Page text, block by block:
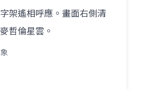
架遙相呼應。畫面右側清
哲倫星雲。